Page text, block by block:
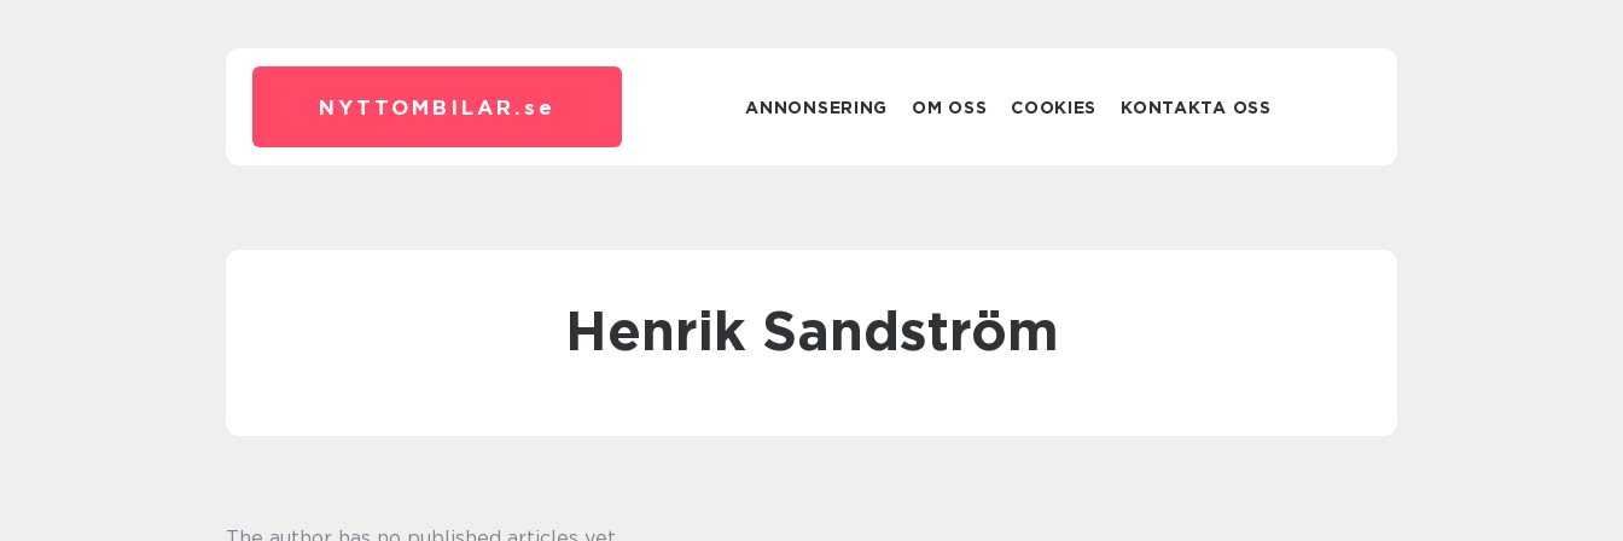
NYTTOMBILAR. se ANNONSERING OM OSS COOKIES KONTAKTA OSS
Henrik Sandström